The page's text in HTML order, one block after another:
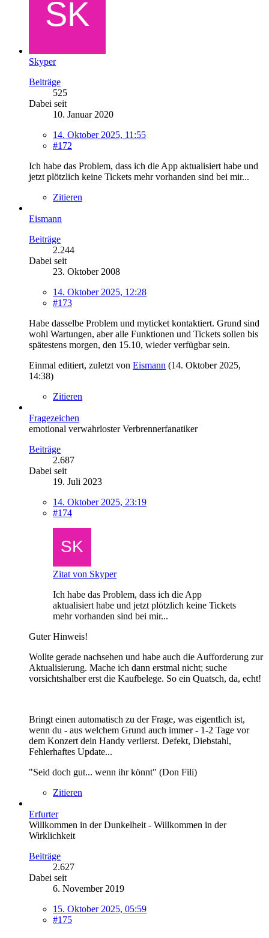
Skyper
Beiträge
525
Dabei seit
10. Januar 2020
14. Oktober 2025, 11:55
#172
Ich habe das Problem, dass ich die App aktualisiert habe und
jetzt plötzlich keine Tickets mehr vorhanden sind bei mir...
Zitieren
Eismann
Beiträge
2.244
Dabei seit
23. Oktober 2008
14. Oktober 2025, 12:28
#173
Habe dasselbe Problem und myticket kontaktiert. Grund sind
wohl Wartungen, aber alle Funktionen und Tickets sollen bis
spätestens morgen, den 15.10, wieder verfügbar sein.
Einmal editiert, zuletzt von Eismann (14. Oktober 2025,
14:38)
Zitieren
Fragezeichen
emotional verwahrloster Verbrennerfanatiker
Beiträge
2.687
Dabei seit
19. Juli 2023
14. Oktober 2025, 23:19
#174
Zitat von Skyper
Ich habe das Problem, dass ich die App
aktualisiert habe und jetzt plötzlich keine Tickets
mehr vorhanden sind bei mir...
Guter Hinweis!
Wollte gerade nachsehen und habe auch die Aufforderung zur
Aktualisierung. Mache ich dann erstmal nicht; suche
vorsichtshalber erst die Kaufbelege. So ein Quatsch, da, echt!
Bringt einen automatisch zu der Frage, was eigentlich ist,
wenn du - aus welchem Grund auch immer - 1-2 Tage vor
dem Konzert dein Handy verlierst. Defekt, Diebstahl,
Fehlerhaftes Update...
"Seid doch gut... wenn ihr könnt" (Don Fili)
Zitieren
Erfurter
Willkommen in der Dunkelheit - Willkommen in der
Wirklichkeit
Beiträge
2.627
Dabei seit
6. November 2019
15. Oktober 2025, 05:59
#175